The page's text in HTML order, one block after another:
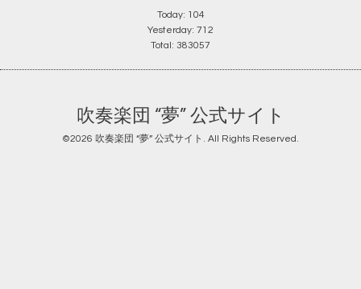
Today: 104
Yesterday: 712
Total: 383057
吹奏楽団 “夢” 公式サイト
©2026 吹奏楽団 “夢” 公式サイト . All Rights Reserved.